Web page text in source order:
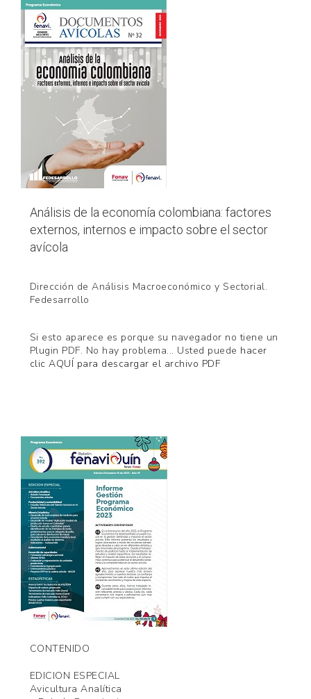
Análisis de la economía colombiana: factores
externos, internos e impacto sobre el sector
avícola
Dirección de Análisis Macroeconómico y Sectorial.
Fedesarrollo
Si esto aparece es porque su navegador no tiene un
Plugin PDF. No hay problema... Usted puede hacer
clic AQUÍ para descargar el archivo PDF
CONTENIDO
EDICION ESPECIAL
Avicultura Analítica